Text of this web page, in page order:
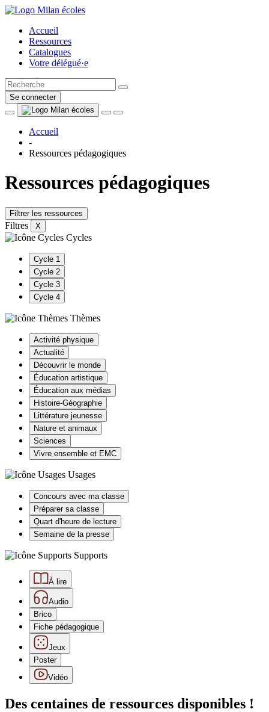
Accueil
Ressources
Catalogues
Votre délégué·e
Se connecter
Accueil
-
Ressources pédagogiques
Ressources pédagogiques
Filtrer les ressources
Filtres X
Cycles
Cycle 1
Cycle 2
Cycle 3
Cycle 4
Thèmes
Activité physique
Actualité
Découvrir le monde
Éducation artistique
Éducation aux médias
Histoire-Géographie
Littérature jeunesse
Nature et animaux
Sciences
Vivre ensemble et EMC
Usages
Concours avec ma classe
Préparer sa classe
Quart d'heure de lecture
Semaine de la presse
Supports
À lire
Audio
Brico
Fiche pédagogique
Jeux
Poster
Vidéo
Des centaines de ressources disponibles !